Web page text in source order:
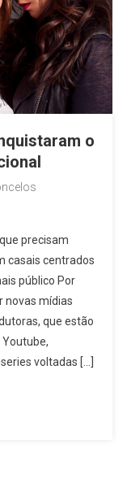
o
precisam
casais centrados
público Por
novas mídias
que estão
voltadas […]